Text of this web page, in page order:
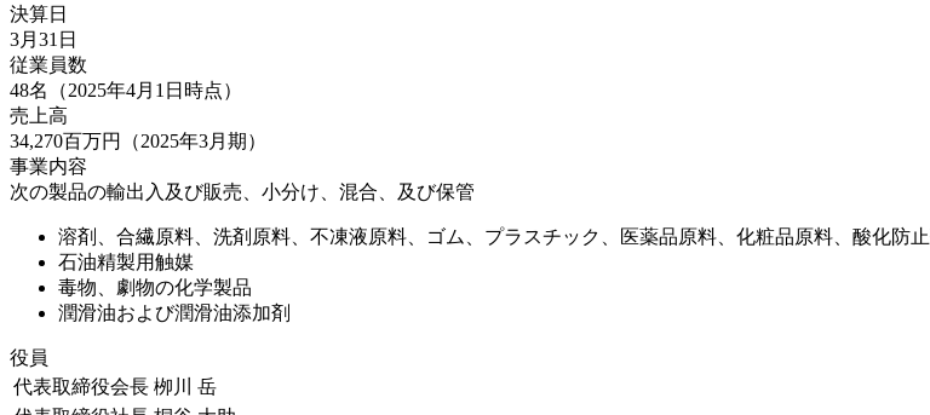
決算日
3月31日
従業員数
48名（2025年4月1日時点）
売上高
34,270百万円（2025年3月期）
事業内容
次の製品の輸出入及び販売、小分け、混合、及び保管
溶剤、合繊原料、洗剤原料、不凍液原料、ゴム、プラスチック、医薬品原料、化粧品原料、酸化防
石油精製用触媒
毒物、劇物の化学製品
潤滑油および潤滑油添加剤
役員
代表取締役会長 栁川 岳